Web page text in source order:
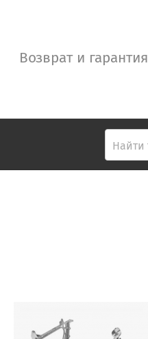
Возврат и гарантия